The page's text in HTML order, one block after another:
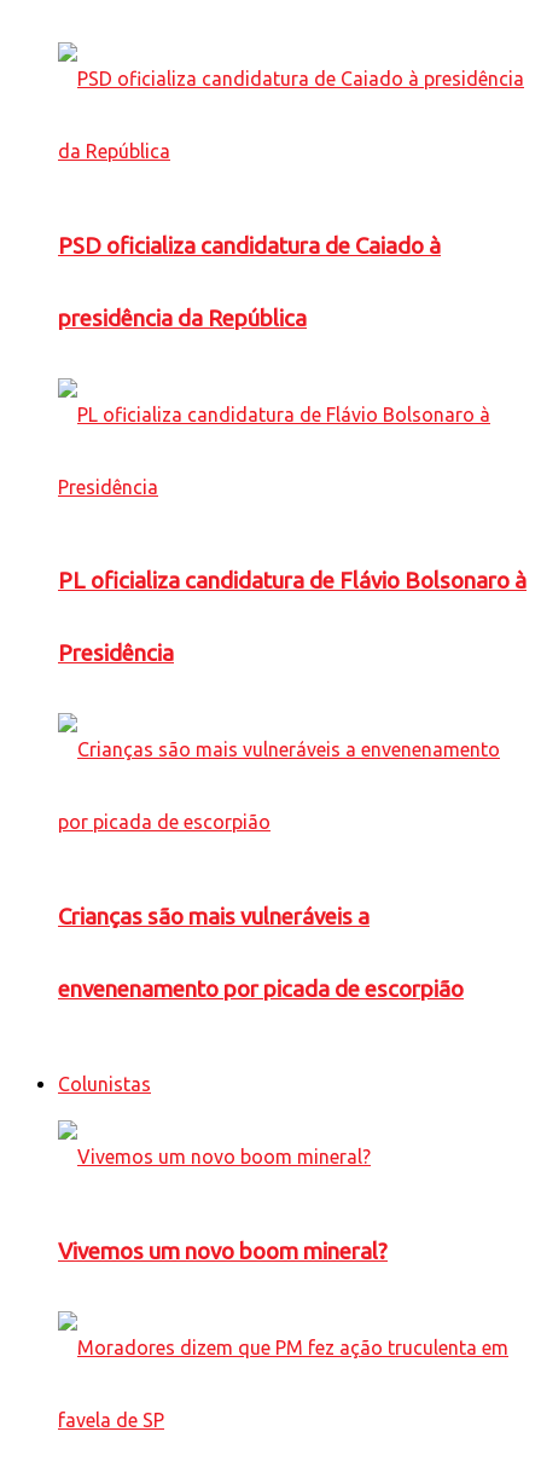
PSD oficializa candidatura de Caiado à
presidência da República
PL oficializa candidatura de Flávio Bolsonaro à
Presidência
Crianças são mais vulneráveis a
envenenamento por picada de escorpião
Colunistas
Vivemos um novo boom mineral?